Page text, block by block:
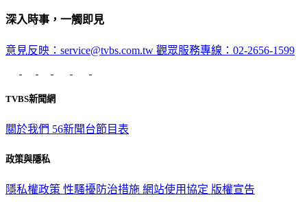
深入時事，一觸即見
意見反映：service@tvbs.com.tw 觀眾服務專線：02-2656-1599
TVBS新聞網
關於我們 56新聞台節目表
政策與隱私
隱私權政策 性騷擾防治措施 網站使用協定 版權宣告